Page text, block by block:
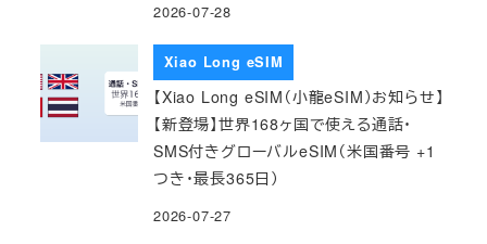
2026-07-28
Xiao Long eSIM
【Xiao Long eSIM（小龍eSIM）お知らせ】
【新登場】世界168ヶ国で使える通話・
SMS付きグローバルeSIM（米国番号 +1
つき・最長365日）
2026-07-27